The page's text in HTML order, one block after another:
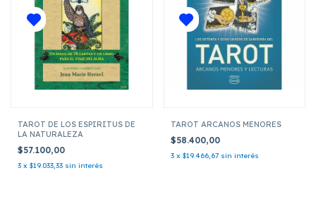
TAROT DE LOS ESPIRITUS DE
LA NATURALEZA
$57.100,00
3 x $19.033,33 sin interés
TAROT ARCANOS MENORES
$58.400,00
3 x $19.466,67 sin interés